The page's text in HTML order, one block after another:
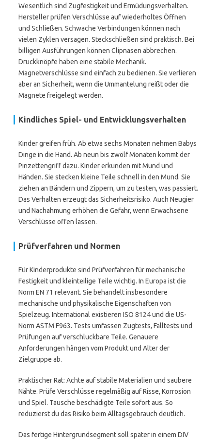
Wesentlich sind Zugfestigkeit und Ermüdungsverhalten.
Hersteller prüfen Verschlüsse auf wiederholtes Öffnen
und Schließen. Schwache Verbindungen können nach
vielen Zyklen versagen. Steckschließen sind praktisch. Bei
billigen Ausführungen können Clipnasen abbrechen.
Druckknöpfe haben eine stabile Mechanik.
Magnetverschlüsse sind einfach zu bedienen. Sie verlieren
aber an Sicherheit, wenn die Ummantelung reißt oder die
Magnete freigelegt werden.
Kindliches Spiel- und Entwicklungsverhalten
Kinder greifen früh. Ab etwa sechs Monaten nehmen Babys
Dinge in die Hand. Ab neun bis zwölf Monaten kommt der
Pinzettengriff dazu. Kinder erkunden mit Mund und
Händen. Sie stecken kleine Teile schnell in den Mund. Sie
ziehen an Bändern und Zippern, um zu testen, was passiert.
Das Verhalten erzeugt das Sicherheitsrisiko. Auch Neugier
und Nachahmung erhöhen die Gefahr, wenn Erwachsene
Verschlüsse offen lassen.
Prüfverfahren und Normen
Für Kinderprodukte sind Prüfverfahren für mechanische
Festigkeit und kleinteilige Teile wichtig. In Europa ist die
Norm EN 71 relevant. Sie behandelt insbesondere
mechanische und physikalische Eigenschaften von
Spielzeug. International existieren ISO 8124 und die US-
Norm ASTM F963. Tests umfassen Zugtests, Falltests und
Prüfungen auf verschluckbare Teile. Genauere
Anforderungen hängen vom Produkt und Alter der
Zielgruppe ab.
Praktischer Rat: Achte auf stabile Materialien und saubere
Nähte. Prüfe Verschlüsse regelmäßig auf Risse, Korrosion
und Spiel. Tausche beschädigte Teile sofort aus. So
reduzierst du das Risiko beim Alltagsgebrauch deutlich.
Das fertige Hintergrundsegment soll später in einem DIV